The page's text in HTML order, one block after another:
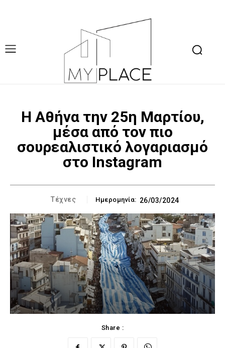
Η Αθήνα την 25η Μαρτίου,
μέσα από τον πιο
σουρεαλιστικό λογαριασμό
στο Instagram
Τέχνες Ημερομηνία: 26/03/2024
Share :